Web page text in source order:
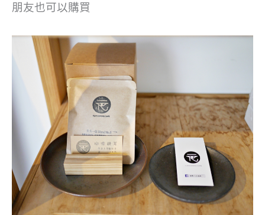
朋友也可以購買